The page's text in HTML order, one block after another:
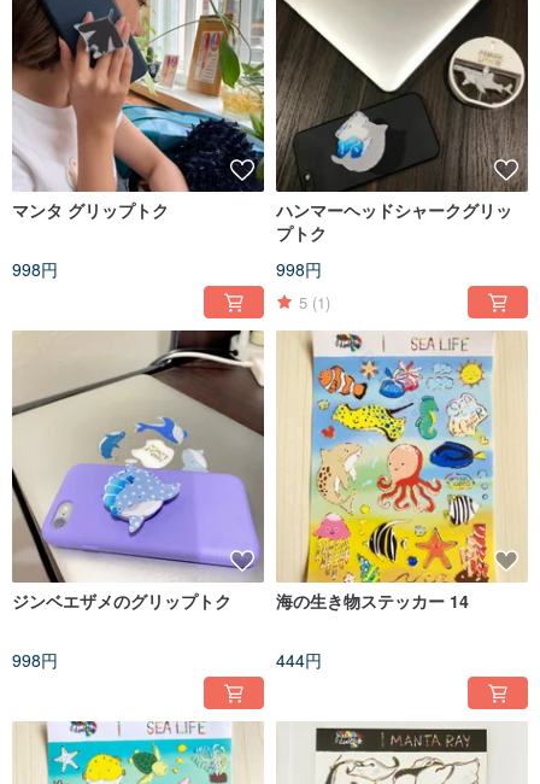
マンタ グリップトク
998円
ハンマーヘッドシャークグリッ
プトク
998円
5 (1)
ジンベエザメのグリップトク
998円
海の生き物ステッカー 14
444円